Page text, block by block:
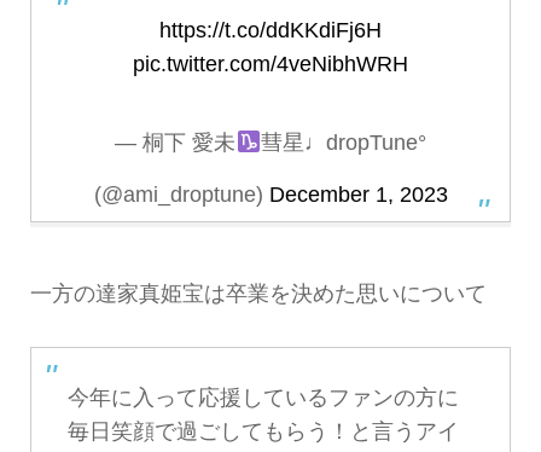
https://t.co/ddKKdiFj6H
pic.twitter.com/4veNibhWRH
— 桐下 愛未 彗星♩dropTune°
(@ami_droptune) December 1, 2023
一方の達家真姫宝は卒業を決めた思いについて
今年に入って応援しているファンの方に
毎日笑顔で過ごしてもらう！と言うアイ